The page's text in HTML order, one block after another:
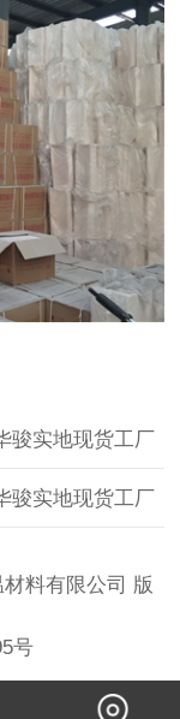
骏实地现货工厂
骏实地现货工厂
料有限公司 版
号